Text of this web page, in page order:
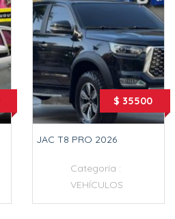
$ 35500
JAC T8 PRO 2026
Categoría :
VEHÍCULOS